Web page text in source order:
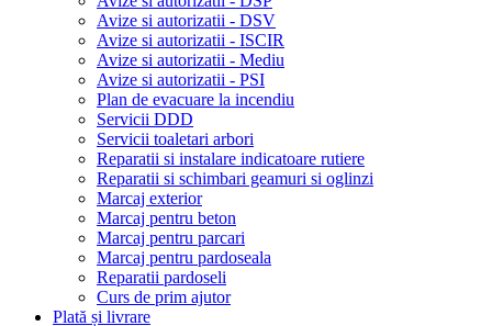
Avize si autorizatii - DSV
Avize si autorizatii - ISCIR
Avize si autorizatii - Mediu
Avize si autorizatii - PSI
Plan de evacuare la incendiu
Servicii DDD
Servicii toaletari arbori
Reparatii si instalare indicatoare rutiere
Reparatii si schimbari geamuri si oglinzi
Marcaj exterior
Marcaj pentru beton
Marcaj pentru parcari
Marcaj pentru pardoseala
Reparatii pardoseli
Curs de prim ajutor
Plată și livrare